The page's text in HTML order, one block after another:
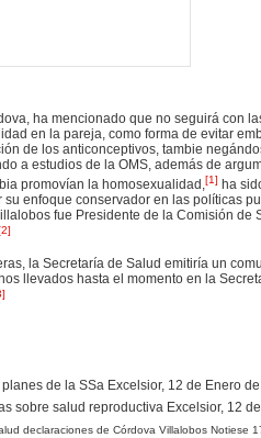
ha mencionado que no seguirá con
en la pareja, como forma de evitar
de los anticonceptivos, tambie
a estudios de la OMS, además de
promovían la homosexualidad,[1] ha
enfoque conservador en las políticas
fue Presidente de la Comisión de
2]
la Secretaría de Salud emitiría un
llevados hasta el momento en la
]
de la SSa Excelsior, 12 de Enero
sobre salud reproductiva Excelsior, 12
declaraciones de Córdova Villalobos Notiese